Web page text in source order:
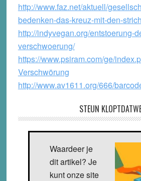
http://www.faz.net/aktuell/
bedenken-das-kreuz-mit-den-
http://indyvegan.org/entstoerung-
verschwoerung/
https://www.psiram.com/ge/
Verschwörung
http://www.av1611.org/666/
STEUN
Waardeer je
dit artikel? Je
kunt onze site